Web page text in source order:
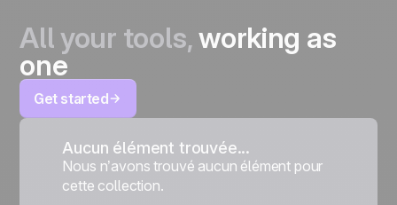
All your tools,working as
one
Get started
Aucun élément trouvée...
Nous n’avons trouvé aucun élément pour
cette collection.